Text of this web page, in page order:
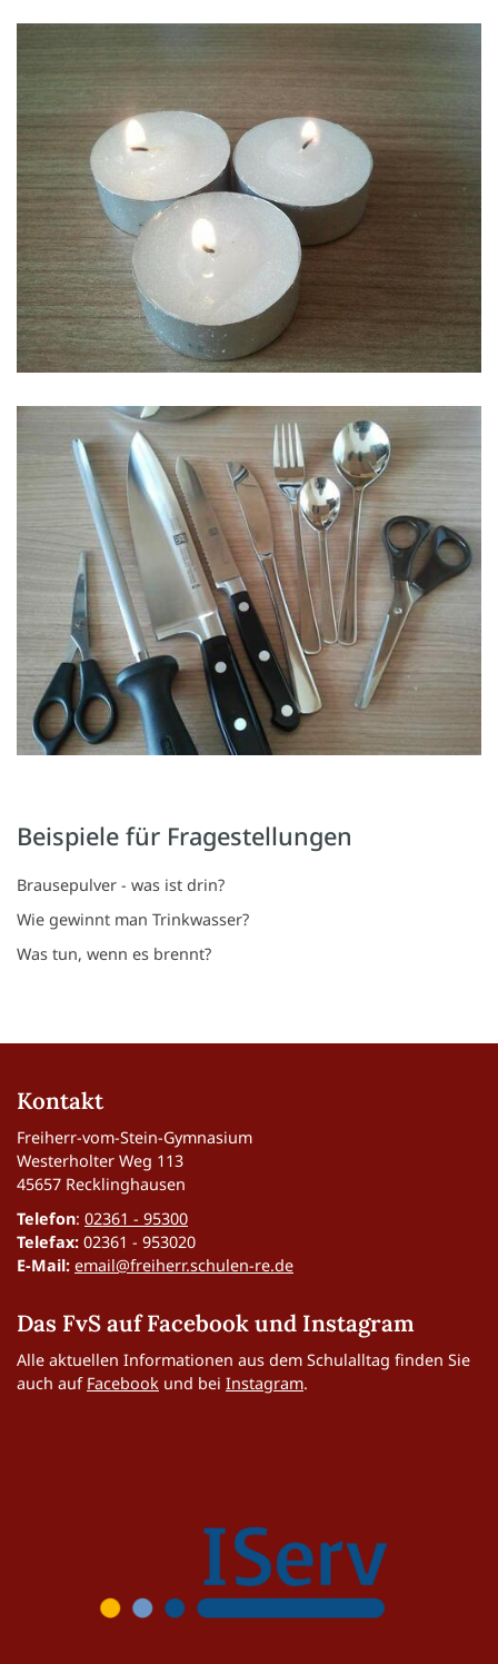
Beispiele für Fragestellungen
Brausepulver - was ist drin?
Wie gewinnt man Trinkwasser?
Was tun, wenn es brennt?
Kontakt
Freiherr-vom-Stein-Gymnasium
Westerholter Weg 113
45657 Recklinghausen
Telefon: 02361 - 95300
Telefax: 02361 - 953020
E-Mail: email@freiherr.schulen-re.de
Das FvS auf Facebook und Instagram
Alle aktuellen Informationen aus dem Schulalltag finden Sie
auch auf Facebook und bei Instagram.